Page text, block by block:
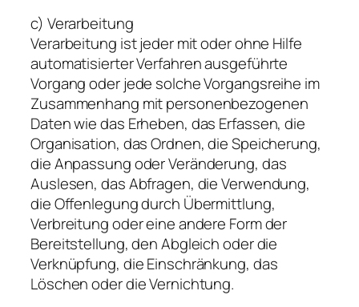
c) Verarbeitung
Verarbeitung ist jeder mit oder ohne Hilfe
automatisierter Verfahren ausgeführte
Vorgang oder jede solche Vorgangsreihe im
Zusammenhang mit personenbezogenen
Daten wie das Erheben, das Erfassen, die
Organisation, das Ordnen, die Speicherung,
die Anpassung oder Veränderung, das
Auslesen, das Abfragen, die Verwendung,
die Offenlegung durch Übermittlung,
Verbreitung oder eine andere Form der
Bereitstellung, den Abgleich oder die
Verknüpfung, die Einschränkung, das
Löschen oder die Vernichtung.